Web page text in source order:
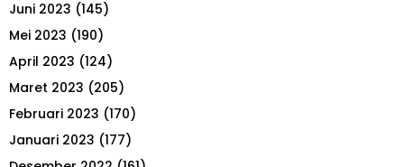
Juni 2023 (145)
Mei 2023 (190)
April 2023 (124)
Maret 2023 (205)
Februari 2023 (170)
Januari 2023 (177)